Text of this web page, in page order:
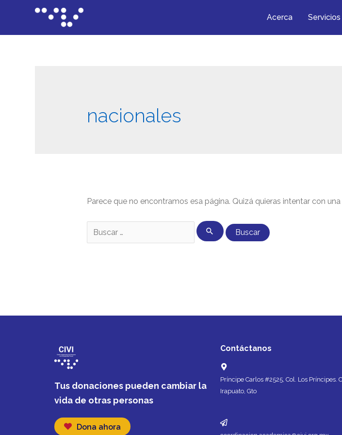
Acerca Servicios
nacionales
Parece que no encontramos esa página. Quizá quieras intentar con
Tus donaciones pueden cambiar la
vida de otras personas
Dona ahora
Contáctanos
Príncipe Carlos #2525, Col. Los Príncipes.
Irapuato, Gto